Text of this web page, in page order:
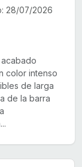
28/07/2026
color intenso
de larga
de la barra